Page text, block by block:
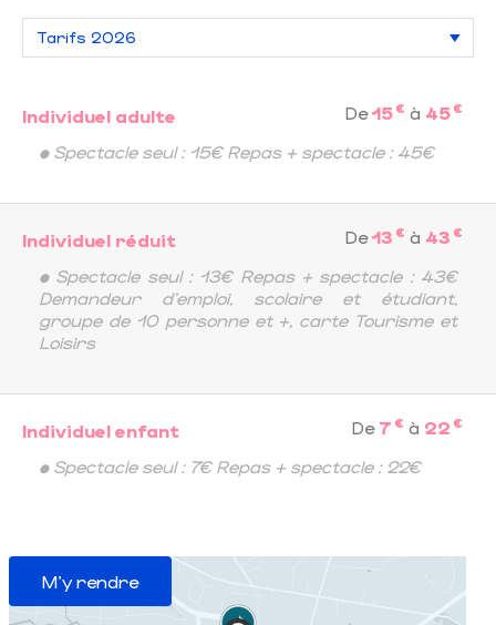
Individuel adulte De15 € à 45 €
• Spectacle seul : 15€ Repas + spectacle : 45€
Individuel réduit De13 € à 43 €
• Spectacle seul : 13€ Repas + spectacle : 43€
Demandeur d'emploi, scolaire et étudiant,
groupe de 10 personne et +, carte Tourisme et
Loisirs
Individuel enfant De 7 € à 22 €
• Spectacle seul : 7€ Repas + spectacle : 22€
M'y rendre